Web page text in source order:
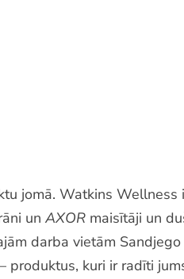
jomā. Watkins Wellness
un AXOR maisītāji un
darba vietām Sandjego
kuri ir radīti